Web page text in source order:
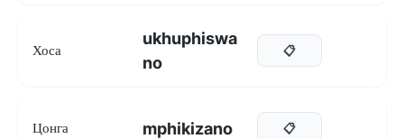
Хоса
ukhuphiswa
no
📋
Цонга mphikizano 📋